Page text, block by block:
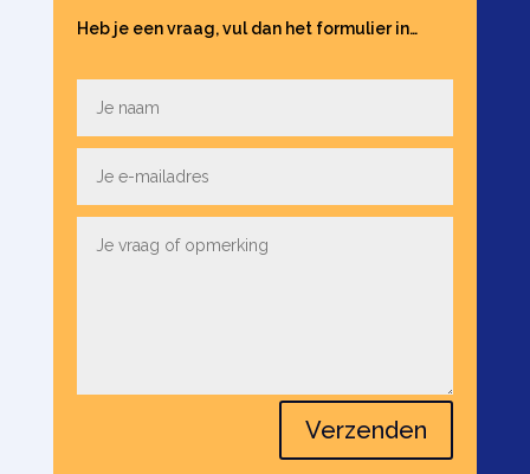
Heb je een vraag, vul dan het formulier in…
Verzenden